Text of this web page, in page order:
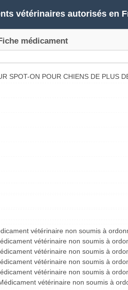
vétérinaires autorisés en
médicament
SPOT-ON POUR CHIENS DE PLUS
vétérinaire non soumis à
vétérinaire non soumis à
vétérinaire non soumis à
vétérinaire non soumis à
vétérinaire non soumis à
vétérinaire non soumis à